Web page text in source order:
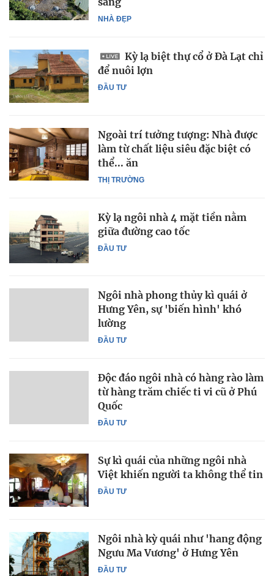
NHÀ ĐẸP
ĐẦU TƯ
Kỳ lạ biệt thự cổ ở Đà Lạt chỉ
để nuôi lợn
THỊ TRƯỜNG
Ngoài trí tưởng tượng: Nhà được
làm từ chất liệu siêu đặc biệt có
thể... ăn
ĐẦU TƯ
Kỳ lạ ngôi nhà 4 mặt tiền nằm
giữa đường cao tốc
ĐẦU TƯ
Ngôi nhà phong thủy kì quái ở
Hưng Yên, sự 'biến hình' khó
lường
ĐẦU TƯ
Độc đáo ngôi nhà có hàng rào làm
từ hàng trăm chiếc ti vi cũ ở Phú
Quốc
ĐẦU TƯ
Sự kì quái của những ngôi nhà
Việt khiến người ta không thể tin
ĐẦU TƯ
Ngôi nhà kỳ quái như 'hang động
Ngưu Ma Vương' ở Hưng Yên